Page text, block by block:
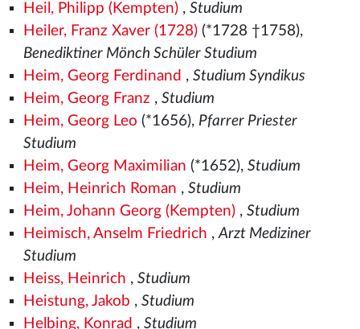
Heil, Philipp (Kempten), Studium
Heiler, Franz Xaver (1728)(*1728 †1758),
Benediktiner Mönch Schüler Studium
Heim, Georg Ferdinand , Studium Syndikus
Heim, Georg Franz , Studium
Heim, Georg Leo (*1656), Pfarrer Priester
Studium
Heim, Georg Maximilian (*1652), Studium
Heim, Heinrich Roman , Studium
Heim, Johann Georg (Kempten), Studium
Heimisch, Anselm Friedrich ,Arzt Mediziner
Studium
Heiss, Heinrich , Studium
Heistung, Jakob , Studium
Helbing, Konrad , Studium